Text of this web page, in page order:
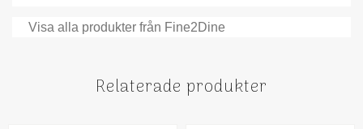
Visa alla produkter från Fine2Dine
Relaterade produkter